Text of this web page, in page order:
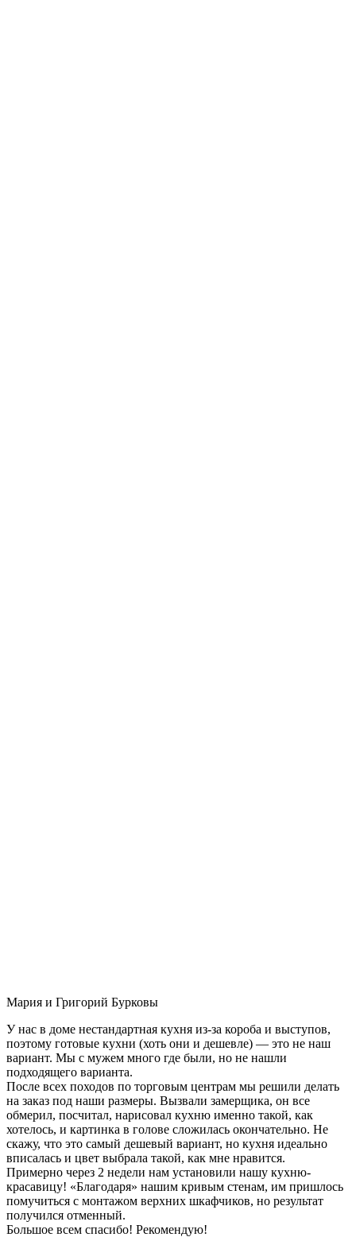
Мария и Григорий Бурковы
У нас в доме нестандартная кухня из-за короба и выступов,
поэтому готовые кухни (хоть они и дешевле) — это не наш
вариант. Мы с мужем много где были, но не нашли
подходящего варианта.
После всех походов по торговым центрам мы решили делать
на заказ под наши размеры. Вызвали замерщика, он все
обмерил, посчитал, нарисовал кухню именно такой, как
хотелось, и картинка в голове сложилась окончательно. Не
скажу, что это самый дешевый вариант, но кухня идеально
вписалась и цвет выбрала такой, как мне нравится.
Примерно через 2 недели нам установили нашу кухню-
красавицу! «Благодаря» нашим кривым стенам, им пришлось
помучиться с монтажом верхних шкафчиков, но результат
получился отменный.
Большое всем спасибо! Рекомендую!